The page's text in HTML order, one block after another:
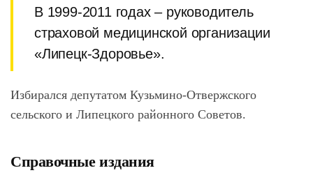
В 1999-2011 годах – руководитель
страховой медицинской организации
«Липецк-Здоровье».
Избирался депутатом Кузьмино-Отвержского
сельского и Липецкого районного Советов.
Справочные издания